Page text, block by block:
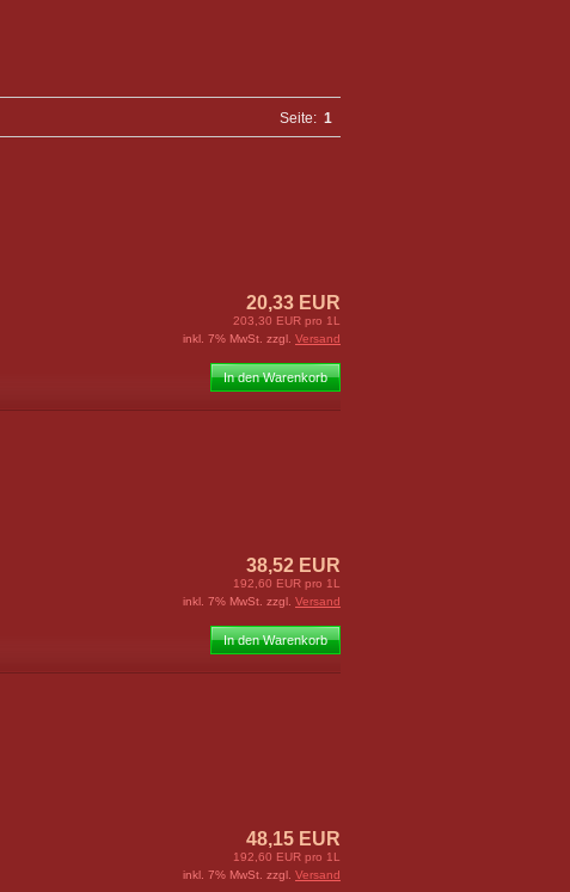
Seite: 1
20,33 EUR
203,30 EUR pro 1L
inkl. 7% MwSt. zzgl. Versand
In den Warenkorb
38,52 EUR
192,60 EUR pro 1L
inkl. 7% MwSt. zzgl. Versand
In den Warenkorb
48,15 EUR
192,60 EUR pro 1L
inkl. 7% MwSt. zzgl. Versand